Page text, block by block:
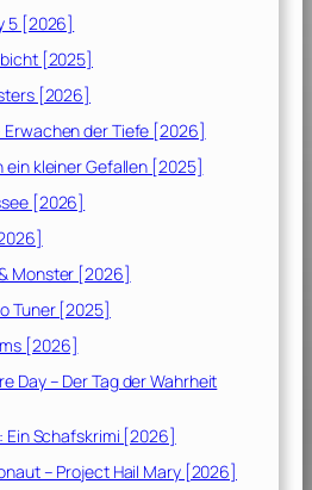
5 [2026]
[2025]
[2026]
Erwachen der Tiefe [2026]
ein kleiner Gefallen [2025]
[2026]
Monster [2026]
Tuner [2025]
[2026]
Day – Der Tag der Wahrheit
Ein Schafskrimi [2026]
– Project Hail Mary [2026]